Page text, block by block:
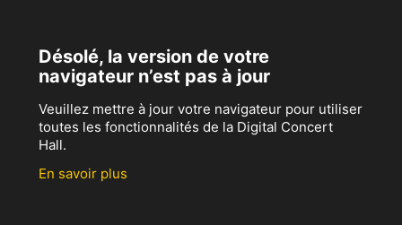
Désolé, la version de votre
navigateur n’est pas à jour
Veuillez mettre à jour votre navigateur pour utiliser
toutes les fonctionnalités de la Digital Concert
Hall.
En savoir plus